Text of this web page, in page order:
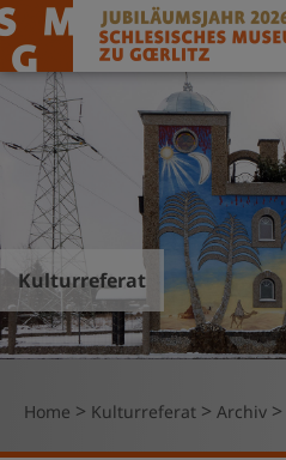
Kulturreferat
Home > Kulturreferat > Archiv >